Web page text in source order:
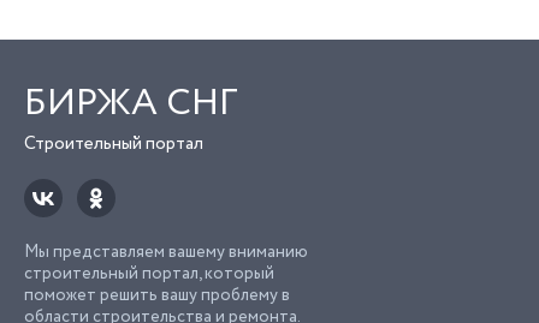
БИРЖА СНГ
Строительный портал
Мы представляем вашему вниманию
строительный портал, который
поможет решить вашу проблему в
области строительства и ремонта.